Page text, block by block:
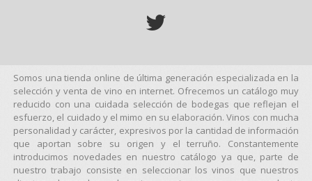

Somos una tienda online de última generación especializada en la
selección y venta de vino en internet. Ofrecemos un catálogo muy
reducido con una cuidada selección de bodegas que reflejan el
esfuerzo, el cuidado y el mimo en su elaboración. Vinos con mucha
personalidad y carácter, expresivos por la cantidad de información
que aportan sobre su origen y el terruño. Constantemente
introducimos novedades en nuestro catálogo ya que, parte de
nuestro trabajo consiste en seleccionar los vinos que nuestros